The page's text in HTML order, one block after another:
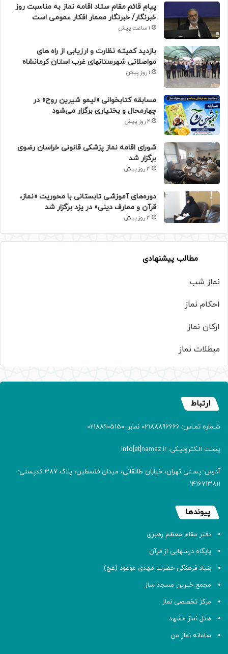
پیام قائم مقام ستاد اقامه نماز به مناسبت روز
خبرنگار/ خبرنگار معمار افکار عمومی است
1 ساعت پیش
بازدید کمیته نظارت و ارزیابی از راه های
مواصلاتی شهرستانهای غرب استان کرمانشاه
1 روز پیش
مسابقه کتابخوانی «لیمو شیرین روح» در
چهارمحال و بختیاری برگزار می‌شود
2 روز پیش
شورای اقامه نماز پزشکی قانونی خراسان رضوی
برگزار شد
3 روز پیش
دوره‌های آموزشی تابستانی با محوریت «نماز،
قرآن و معارف دینی» در یزد برگزار شد
3 روز پیش
مطالب پیشنهادی
نماز شب
احکام نماز
ارکان نماز
مبطلات نماز
ارتباط
شـماره تمـاس: 02188896666 نمابر: 02188905150
پسـت الـکترونیـکی: info[at]namaz.ir
آدرس: پسـتی تهران، خیابان طالقانی، میدان فلسطین، پلاک 387 کدپستی:
۱۴۱۶۷۱۳۸۱۱
پیوندها
دفتر مقام معظم رهبری
پایگاه درسهایی از قرآن
بنیاد فرهنگی حضرت مهدی موعود (عج)
مجمع خیرین مسجد ساز
مرکز تخصصی نماز
هتل نماز مشهد
سامانه نماز من